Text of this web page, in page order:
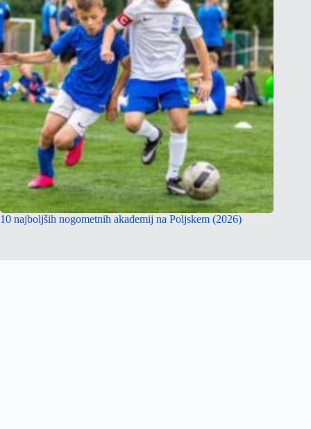
10 najboljših nogometnih akademij na Poljskem (2026)